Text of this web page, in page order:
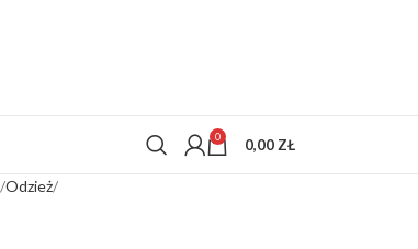
0 0,00 ZŁ
Odzież